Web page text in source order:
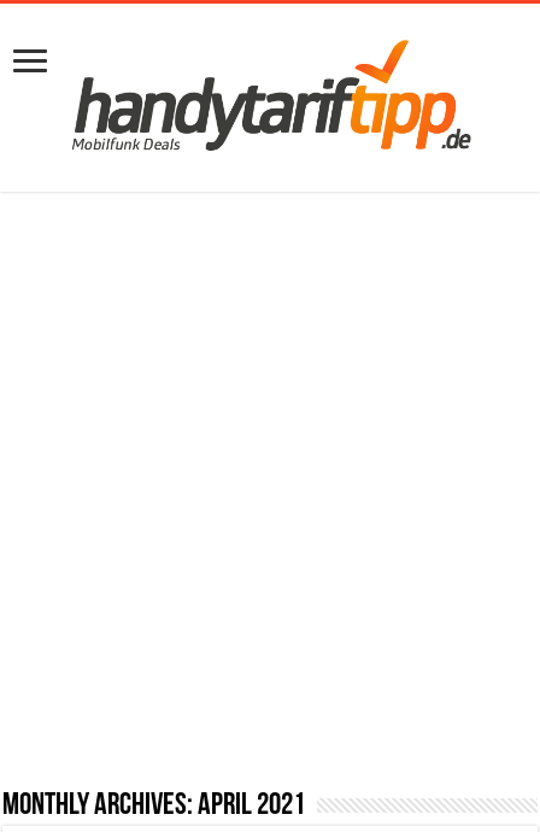
Monthly Archives:April 2021